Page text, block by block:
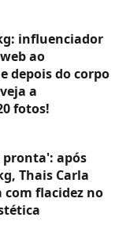
influenciador
ao
depois do corpo
a
fotos!
pronta': após
Thais Carla
flacidez no